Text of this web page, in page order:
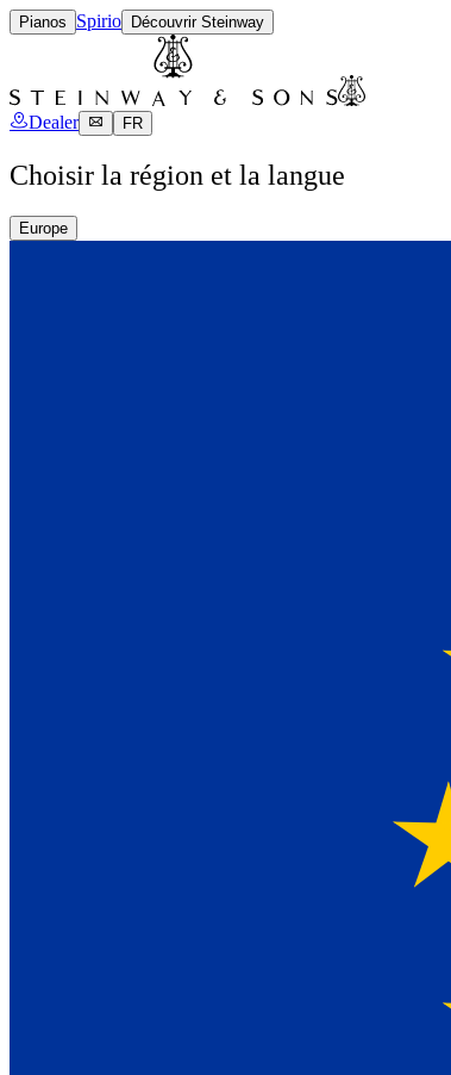
Pianos Spirio Découvrir Steinway
Dealer FR
Choisir la région et la langue
Europe